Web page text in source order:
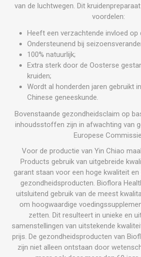
van de luchtwegen. Dit
voordelen:
Heeft een verzachtende invloed op
Ondersteunend bij
100% natuurlijk;
Extra sterk door de Oosterse
kruiden;
Wordt al honderden jaren gebruikt
Chinese geneeskunde.
Bovenstaande gezondheidsclaim op
inhoudsstoffen zijn in afwachting van
Europese
Voor de productie van Yin Chiao
Products gebruik van uitgebreide
garant staan voor een hoge kwaliteit en
gezondheidsproducten. Bioflora
uitsluitend gebruik van de meest
om hoogwaardige
zetten. Dit resulteert in unieke en
samenstellingen van uitstekende
prijs. De gezondheidsproducten van
zijn niet alleen ontstaan door